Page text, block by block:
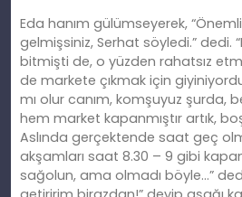
Eda hanım gülümseyerek,
gelmişsiniz, Serhat söyledi.” dedi.
bitmişti de, o yüzden rahatsız
de markete çıkmak için
mı olur canım, komşuyuz şurda,
hem market kapanmıştır artık,
Aslında gerçektende saat geç
akşamları saat 8.30 – 9 gibi
sağolun, ama olmadı böyle…”